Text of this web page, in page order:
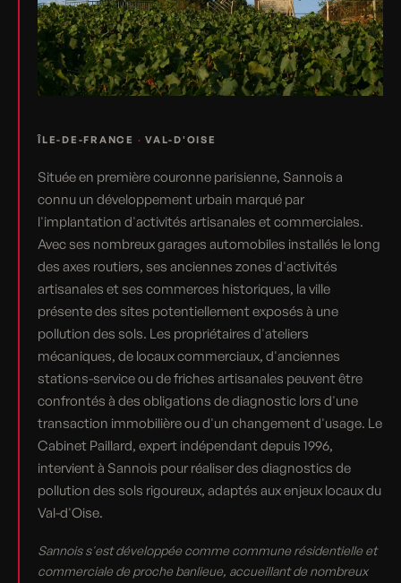
ÎLE-DE-FRANCE ·VAL-D'OISE
Située en première couronne parisienne, Sannois a
connu un développement urbain marqué par
l'implantation d'activités artisanales et commerciales.
Avec ses nombreux garages automobiles installés le long
des axes routiers, ses anciennes zones d'activités
artisanales et ses commerces historiques, la ville
présente des sites potentiellement exposés à une
pollution des sols. Les propriétaires d'ateliers
mécaniques, de locaux commerciaux, d'anciennes
stations-service ou de friches artisanales peuvent être
confrontés à des obligations de diagnostic lors d'une
transaction immobilière ou d'un changement d'usage. Le
Cabinet Paillard, expert indépendant depuis 1996,
intervient à Sannois pour réaliser des diagnostics de
pollution des sols rigoureux, adaptés aux enjeux locaux du
Val-d'Oise.
Sannois s'est développée comme commune résidentielle et
commerciale de proche banlieue, accueillant de nombreux